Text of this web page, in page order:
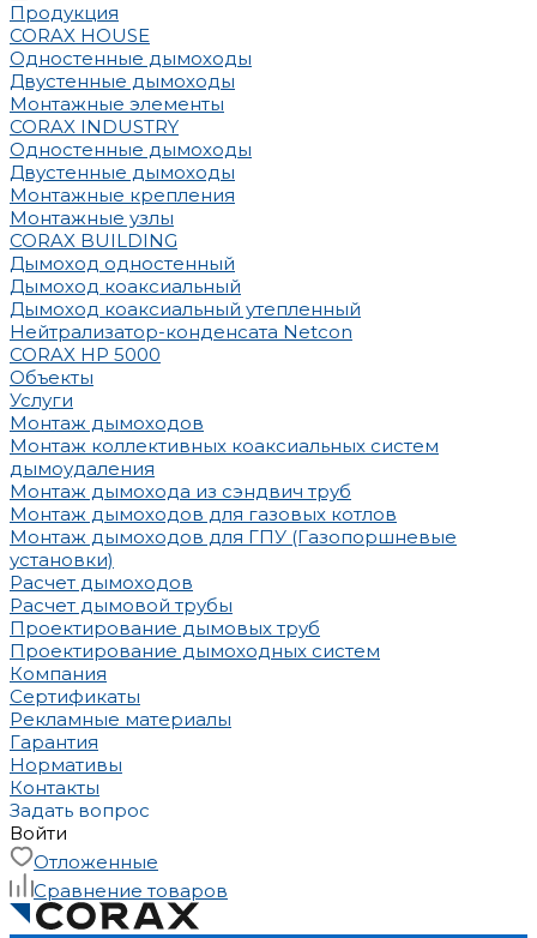
Продукция
CORAX HOUSE
Одностенные дымоходы
Двустенные дымоходы
Монтажные элементы
CORAX INDUSTRY
Одностенные дымоходы
Двустенные дымоходы
Монтажные крепления
Монтажные узлы
CORAX BUILDING
Дымоход одностенный
Дымоход коаксиальный
Дымоход коаксиальный утепленный
Нейтрализатор-конденсата Netcon
CORAX HP 5000
Объекты
Услуги
Монтаж дымоходов
Монтаж коллективных коаксиальных систем
дымоудаления
Монтаж дымохода из сэндвич труб
Монтаж дымоходов для газовых котлов
Монтаж дымоходов для ГПУ (Газопоршневые
установки)
Расчет дымоходов
Расчет дымовой трубы
Проектирование дымовых труб
Проектирование дымоходных систем
Компания
Сертификаты
Рекламные материалы
Гарантия
Нормативы
Контакты
Задать вопрос
Войти
Отложенные
Сравнение товаров